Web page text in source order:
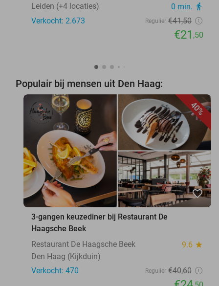
Leiden (+4 locaties) 0 min. directions_walk
Verkocht: 2.673 Regulier €41,50
€21 ,50
Populair bij mensen uit Den Haag:
40%
favorite_border
3-gangen keuzediner bij Restaurant De
Haagsche Beek
Restaurant De Haagsche Beek
9.6 star
Den Haag (Kijkduin)
Verkocht: 470
Regulier €40,60